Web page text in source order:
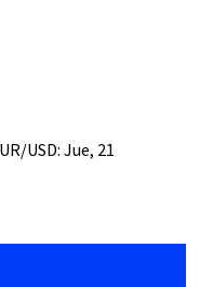
USD: Jue, 21